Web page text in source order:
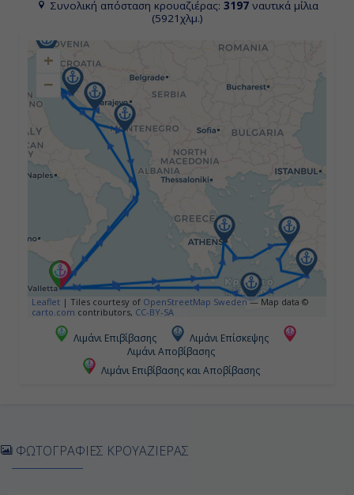
Κουσάντασι (Αρχ. Έφεσος), Τουρκία
07:00
Ημέρα 5η
Ρόδος, Ελλάδα
07:00
19:00
Συνολική απόσταση κρουαζιέρας: 3197ναυτικά μίλια
(5921χλμ.)
+
−
Leaflet | Tiles courtesy of OpenStreetMap Sweden— Map data ©
carto.com contributors, CC-BY-SA
Λιμάνι Επιβίβασης
Λιμάνι Επίσκεψης
Λιμάνι Αποβίβασης
Λιμάνι Επιβίβασης και Αποβίβασης
ΦΩΤΟΓΡΑΦΙΕΣ ΚΡΟΥΑΖΙΕΡΑΣ